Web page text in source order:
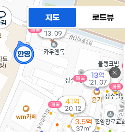
매물
41억
'20. 12
매물
13억
'21. 07
매물
58억
'13. 09
매물
3.5억
37m²
지도 로드뷰